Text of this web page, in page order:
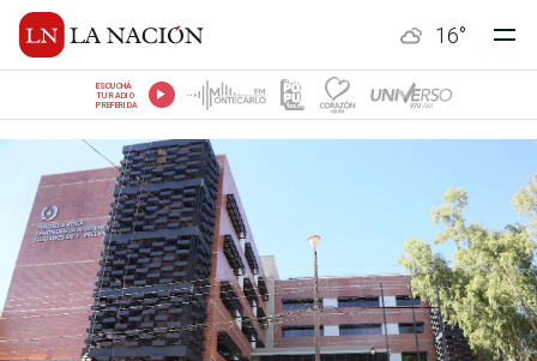
16°
ESCUCHÁ
TU RADIO
PREFERIDA